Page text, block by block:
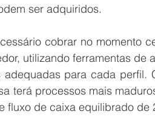
ser adquiridos.
cobrar no momento
utilizando ferramentas de
para cada perfil.
terá processos mais
fluxo de caixa equilibrado de